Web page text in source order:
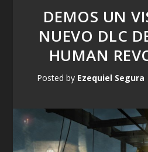
DEMOS UN
NUEVO DLC
HUMAN
Posted by Ezequiel Segura